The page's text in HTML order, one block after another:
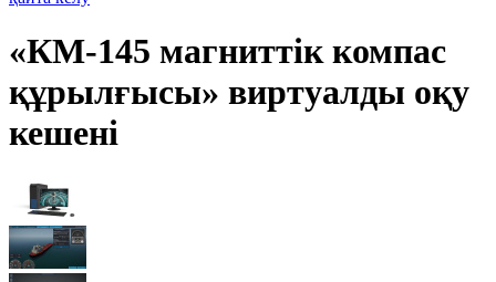
«КМ-145 магниттік компас
құрылғысы» виртуалды оқу
кешені